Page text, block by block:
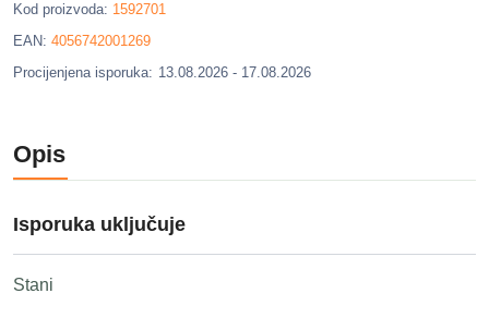
Kod proizvoda: 1592701
EAN: 4056742001269
Procijenjena isporuka: 13.08.2026 - 17.08.2026
Opis
Isporuka uključuje
Stani